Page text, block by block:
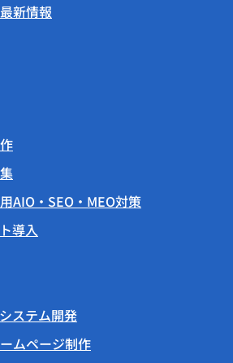
新情報
AIO・SEO・MEO対策
導入
ステム開発
ムページ制作